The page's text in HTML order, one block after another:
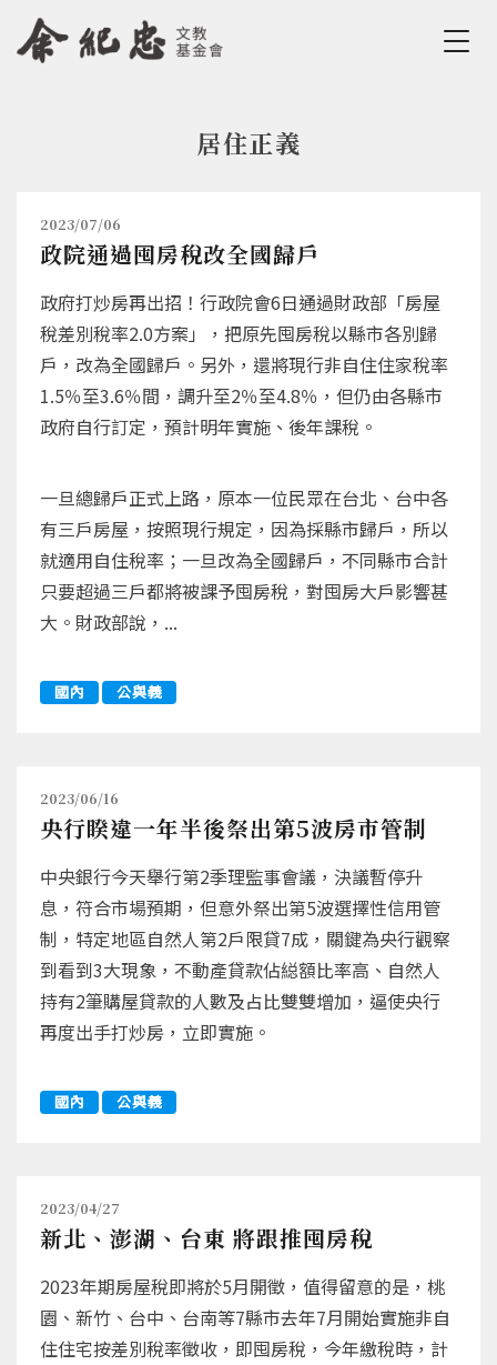
Jump to Navigation
Jump to Main content
居住正義
2023/07/06
政院通過囤房稅改全國歸戶
政府打炒房再出招！行政院會6日通過財政部「房屋
稅差別稅率2.0方案」，把原先囤房稅以縣市各別歸
戶，改為全國歸戶。另外，還將現行非自住住家稅率
1.5％至3.6％間，調升至2％至4.8％，但仍由各縣市
政府自行訂定，預計明年實施、後年課稅。
一旦總歸戶正式上路，原本一位民眾在台北、台中各
有三戶房屋，按照現行規定，因為採縣市歸戶，所以
就適用自住稅率；一旦改為全國歸戶，不同縣市合計
只要超過三戶都將被課予囤房稅，對囤房大戶影響甚
大。財政部說，...
國內 公與義
2023/06/16
央行睽違一年半後祭出第5波房市管制
中央銀行今天舉行第2季理監事會議，決議暫停升
息，符合市場預期，但意外祭出第5波選擇性信用管
制，特定地區自然人第2戶限貸7成，關鍵為央行觀察
到看到3大現象，不動產貸款佔縂額比率高、自然人
持有2筆購屋貸款的人數及占比雙雙增加，逼使央行
再度出手打炒房，立即實施。
國內 公與義
2023/04/27
新北、澎湖、台東 將跟推囤房稅
2023年期房屋稅即將於5月開徵，值得留意的是，桃
園、新竹、台中、台南等7縣市去年7月開始實施非自
住住宅按差別稅率徵收，即囤房稅，今年繳稅時，計